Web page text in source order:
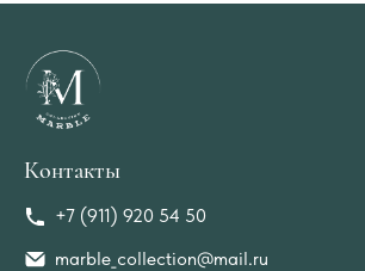
Контакты
marble_collection@mail.ru
+7 (911) 920 54 50